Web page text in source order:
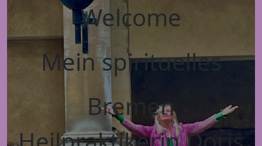
Welcome
Mein spirituelles
Bremen